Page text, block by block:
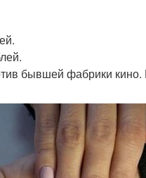
бывшей фабрики